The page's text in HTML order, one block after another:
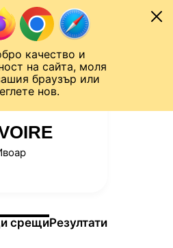
качество и
на сайта, моля
браузър или
нов.
срещиРезултати